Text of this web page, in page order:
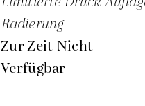
Radierung
Zur Zeit Nicht
Verfügbar